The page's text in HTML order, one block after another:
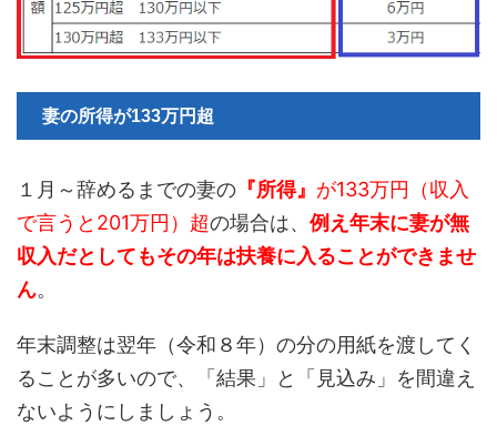
妻の所得が133万円超
１月～辞めるまでの妻の 『所得』 が133万円（収入
で言うと201万円）超の場合は、 例え年末に妻が無
収入だとしてもその年は扶養に入ることができませ
ん。
年末調整は翌年（令和８年）の分の用紙を渡してく
ることが多いので、「結果」と「見込み」を間違え
ないようにしましょう。